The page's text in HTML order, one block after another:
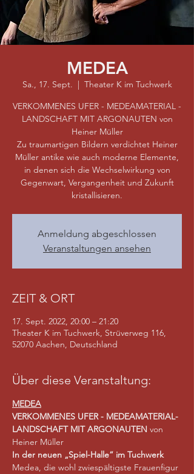
MEDEA
Sa., 17. Sept.
  |
Theater K im Tuchwerk
VERKOMMENES UFER - MEDEAMATERIAL -
LANDSCHAFT MIT ARGONAUTEN von
Heiner Müller
Zu traumartigen Bildern verdichtet Heiner
Müller antike wie auch moderne Elemente,
in denen sich die Wechselwirkung von
Gegenwart, Vergangenheit und Zukunft
kristallisieren.
Anmeldung abgeschlossen
Veranstaltungen ansehen
ZEIT & ORT
17. Sept. 2022, 20:00 – 21:20
Theater K im Tuchwerk, Strüverweg 116,
52070 Aachen, Deutschland
Über diese Veranstaltung:
MEDEA
VERKOMMENES UFER - MEDEAMATERIAL-
LANDSCHAFT MIT ARGONAUTEN von
Heiner Müller
In der neuen „Spiel-Halle“ im Tuchwerk
Medea, die wohl zwiespältigste Frauenfigur